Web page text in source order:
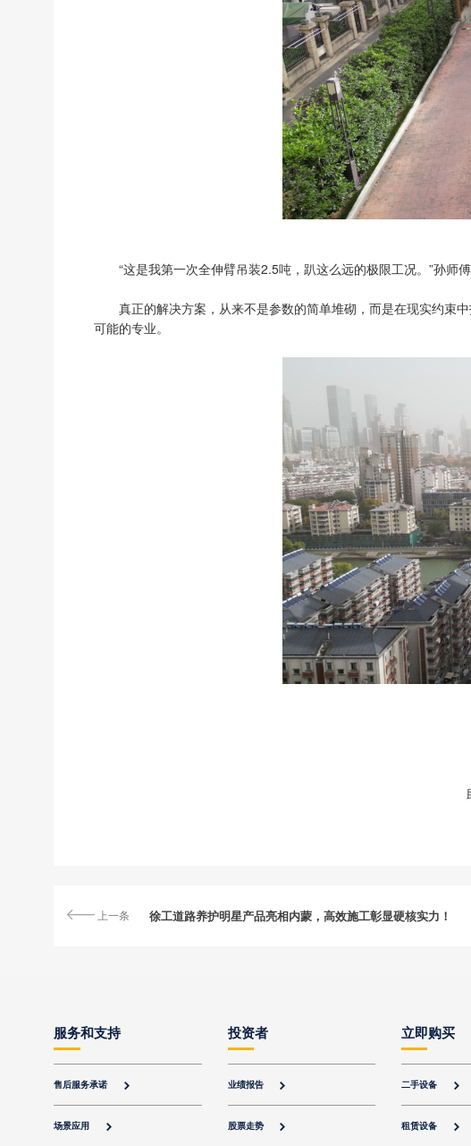
“这是我第一次全伸臂吊装2.5吨，趴这么远的极限工况。”孙师
真正的解决方案，从来不是参数的简单堆砌，而是在现实约束
可能的专业。
上一条 徐工道路养护明星产品亮相内蒙，高效施工彰显硬核实力！
服务和支持
售后服务承诺 
场景应用 
投资者
业绩报告 
股票走势 
立即购买
二手设备 
租赁设备 